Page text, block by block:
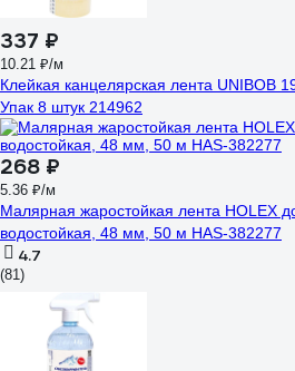
337 ₽
10.21 ₽/м
Клейкая канцелярская лента UNIBOB
Упак 8 штук 214962
268 ₽
5.36 ₽/м
Малярная жаростойкая лента HOLEX
водостойкая, 48 мм, 50 м HAS-382277
4.7
(81)